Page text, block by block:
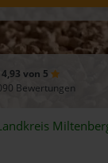
4,93 von 5
Bewertungen